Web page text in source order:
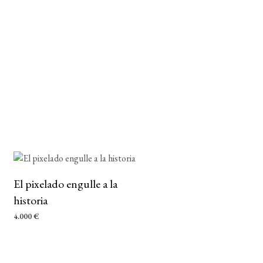
El pixelado engulle a la
historia
4.000€